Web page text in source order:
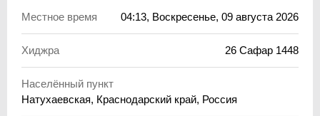
Местное время 04:13, Воскресенье, 09 августа 2026
Хиджра 26 Сафар 1448
Населённый пункт
Натухаевская, Краснодарский край, Россия